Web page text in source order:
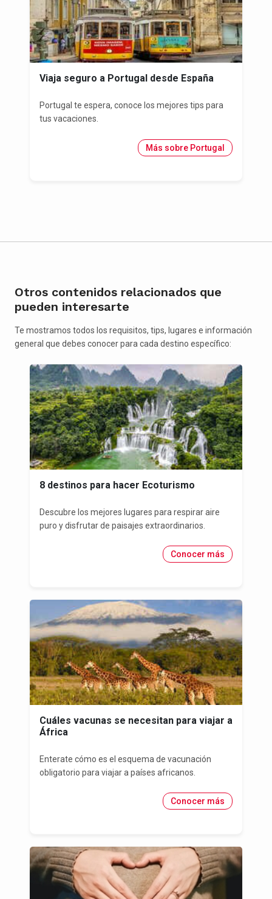
Viaja seguro a Portugal desde España
Portugal te espera, conoce los mejores tips para
tus vacaciones.
Más sobre Portugal
Otros contenidos relacionados que
pueden interesarte
Te mostramos todos los requisitos, tips, lugares e información
general que debes conocer para cada destino específico:
8 destinos para hacer Ecoturismo
Descubre los mejores lugares para respirar aire
puro y disfrutar de paisajes extraordinarios.
Conocer más
Cuáles vacunas se necesitan para viajar a
África
Enterate cómo es el esquema de vacunación
obligatorio para viajar a países africanos.
Conocer más